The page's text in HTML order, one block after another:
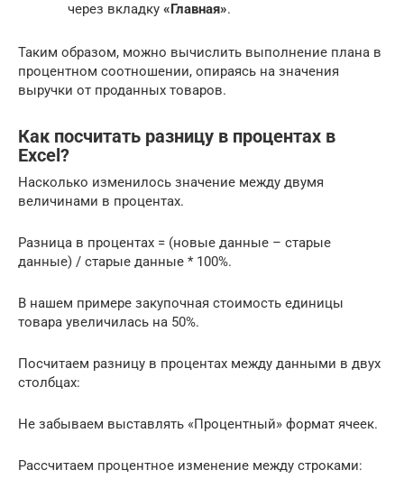
через вкладку «Главная».
Таким образом, можно вычислить выполнение плана в
процентном соотношении, опираясь на значения
выручки от проданных товаров.
Как посчитать разницу в процентах в
Excel?
Насколько изменилось значение между двумя
величинами в процентах.
Разница в процентах = (новые данные – старые
данные) / старые данные * 100%.
В нашем примере закупочная стоимость единицы
товара увеличилась на 50%.
Посчитаем разницу в процентах между данными в двух
столбцах:
Не забываем выставлять «Процентный» формат ячеек.
Рассчитаем процентное изменение между строками: